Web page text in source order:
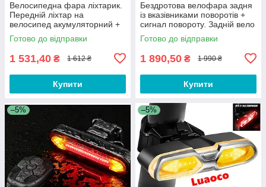
Велосипедна фара ліхтарик.
Передній ліхтар на
велосипед акумуляторний +
велокомп'ютер + велодзвінок
T4
Готово до відправки
1 531,40 ₴ 1 612 ₴
Купити
Бездротова велофара задня
із вказівниками поворотів +
сигнал повороту. Задній вело
ліхтар фари для велосипеда
Готово до відправки
1 890,50 ₴ 1 990 ₴
Купити
–5% –5%